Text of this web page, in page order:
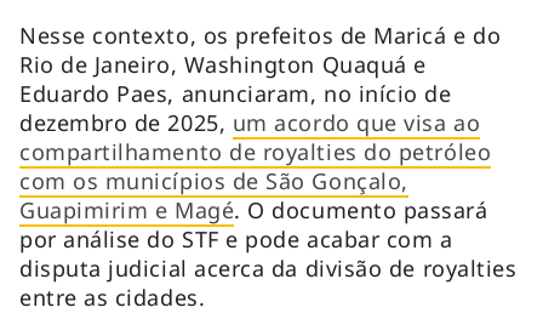
Nesse contexto, os prefeitos de Maricá e do
Rio de Janeiro, Washington Quaquá e
Eduardo Paes, anunciaram, no início de
dezembro de 2025, um acordo que visa ao
compartilhamento de royalties do petróleo
com os municípios de São Gonçalo,
Guapimirim e Magé. O documento passará
por análise do STF e pode acabar com a
disputa judicial acerca da divisão de royalties
entre as cidades.